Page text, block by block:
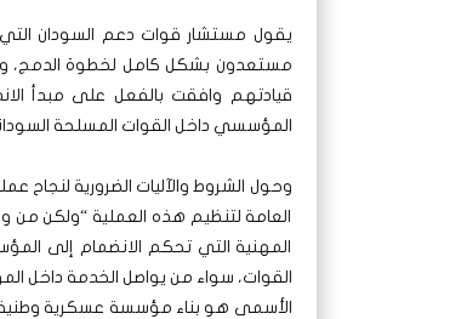
يقول مستشار قوات دعم السودان
مستعدون بشكل كامل لخطوة الدمج،
قيادتهم وافقت بالفعل على مبدأ
المؤسسي داخل القوات المسلحة
وحول الشروط والآليات الضرورية لنجاح
العامة لتنظيم هذه العملية “ولكن من
المهنية التي تحكم الانضمام إلى
القوات، سواء من يواصل الخدمة داخل
الأسمى هو بناء مؤسسة عسكرية